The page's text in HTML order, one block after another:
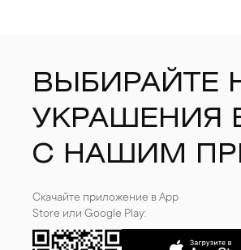
ВЫБИРАЙТЕ
УКРАШЕНИЯ
С НАШИМ
Скачайте приложение в App
Store или Google Play: